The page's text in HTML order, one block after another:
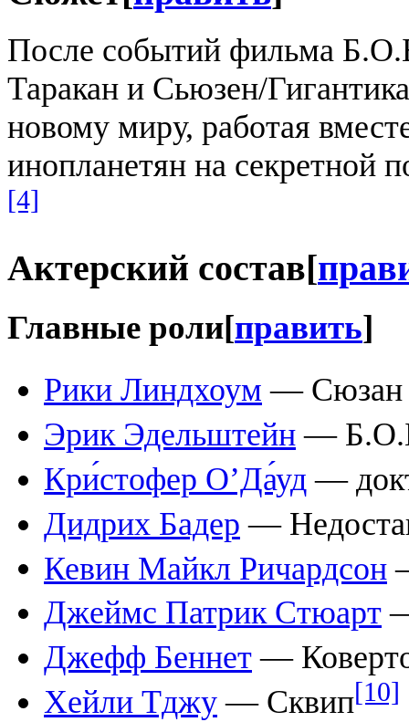
После событий фильма
Таракан и Сьюзен/
новому миру, работая
инопланетян на секретной
[4]
Актерский состав[
Главные роли[править]
Рики Линдхоум — Сюзан
Эрик Эдельштейн —
Кри́стофер О’Да́уд —
Дидрих Бадер —
Кевин Майкл Ричардсон
Джеймс Патрик Стюарт
Джефф Беннет —
Хейли Тджу — Сквип[10]